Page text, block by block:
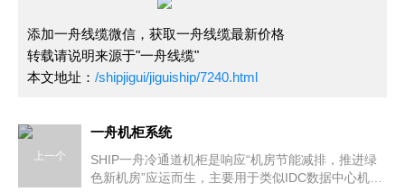
添加一舟线缆微信，获取一舟线缆最新价格
转载请说明来源于"一舟线缆"
本文地址： /shipjigui/jiguiship/7240.html
上一个
一舟机柜系统
SHIP一舟冷通道机柜是响应“机房节能减排，推进绿
色新机房”应运而生，主要用于类似IDC数据中心机房